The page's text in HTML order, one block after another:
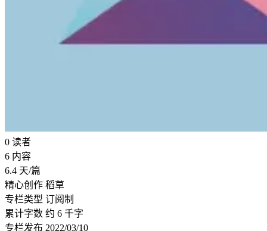
0 读者
6 内容
6.4 天/篇
精心创作 稻草
专栏类型 订阅制
累计字数 约 6 千字
专栏发布 2022/03/10